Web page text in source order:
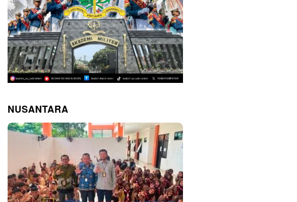
NUSANTARA